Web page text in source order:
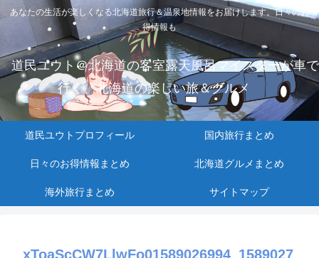
あなたの生活が楽しくなる北海道旅行＆温泉地情報をお届けします。日々のお
得情報も
道民ユウト＠北海道の客室露天風呂マイスターが車で
行く、北海道の楽しい旅＆グルメ
道民ユウトプロフィール 国内旅行まとめ
日々のお得情報まとめ 北海道グルメまとめ
海外旅行まとめ サイトマップ
xToaScCW7LlwFo01589026994_1589027